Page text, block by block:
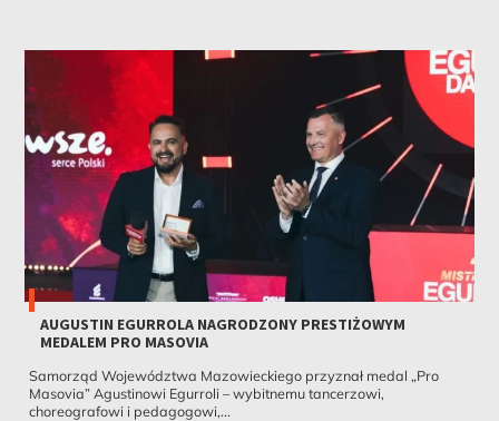
AUGUSTIN EGURROLA NAGRODZONY PRESTIŻOWYM
MEDALEM PRO MASOVIA
Samorząd Województwa Mazowieckiego przyznał medal „Pro
Masovia” Agustinowi Egurroli – wybitnemu tancerzowi,
choreografowi i pedagogowi,...